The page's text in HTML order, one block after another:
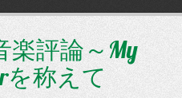
楽評論～My
を称えて